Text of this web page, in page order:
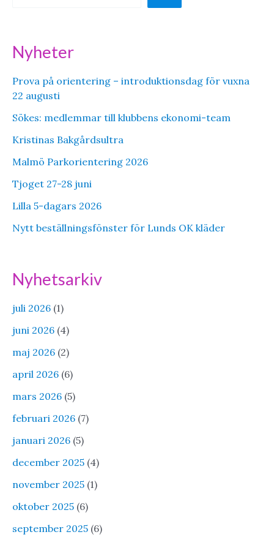
Nyheter
Prova på orientering – introduktionsdag för vuxna
22 augusti
Sökes: medlemmar till klubbens ekonomi-team
Kristinas Bakgårdsultra
Malmö Parkorientering 2026
Tjoget 27-28 juni
Lilla 5-dagars 2026
Nytt beställningsfönster för Lunds OK kläder
Nyhetsarkiv
juli 2026 (1)
juni 2026 (4)
maj 2026 (2)
april 2026 (6)
mars 2026 (5)
februari 2026 (7)
januari 2026 (5)
december 2025 (4)
november 2025 (1)
oktober 2025 (6)
september 2025 (6)